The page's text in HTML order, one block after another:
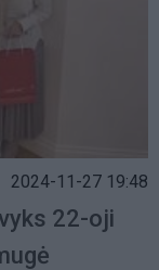
2024-11-27 19:48
22-oji